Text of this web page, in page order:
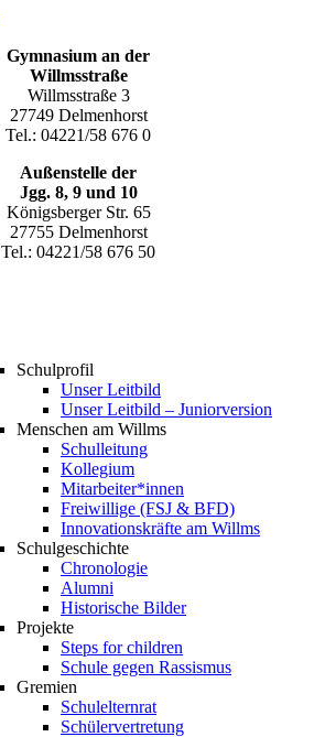
Gymnasium an der
Willmsstraße
Willmsstraße 3
27749 Delmenhorst
Tel.: 04221/58 676 0
Außenstelle der
Jgg. 8, 9 und 10
Königsberger Str. 65
27755 Delmenhorst
Tel.: 04221/58 676 50
Schulprofil
Unser Leitbild
Unser Leitbild – Juniorversion
Menschen am Willms
Schulleitung
Kollegium
Mitarbeiter*innen
Freiwillige (FSJ & BFD)
Innovationskräfte am Willms
Schulgeschichte
Chronologie
Alumni
Historische Bilder
Projekte
Steps for children
Schule gegen Rassismus
Gremien
Schulelternrat
Schülervertretung